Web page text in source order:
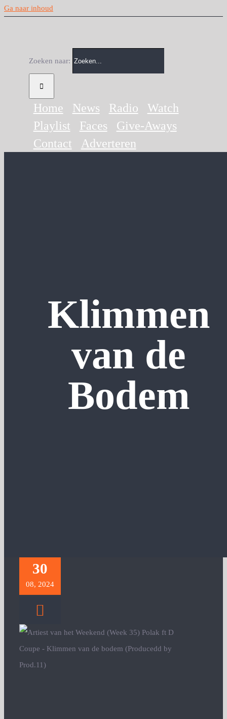
Ga naar inhoud
Zoeken naar:
Home News Radio
Watch
Playlist
Faces
Give-Aways
Contact
Adverteren
Klimmen
van de
Bodem
30
08, 2024